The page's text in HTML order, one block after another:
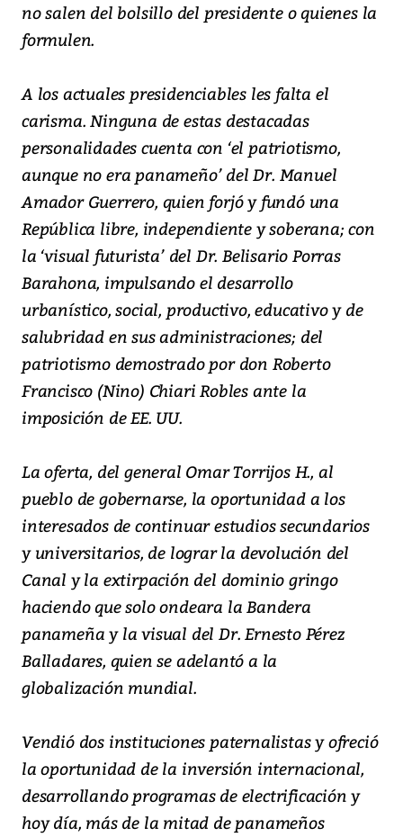
no salen del bolsillo del presidente o quienes la
formulen.
A los actuales presidenciables les falta el
carisma. Ninguna de estas destacadas
personalidades cuenta con ‘el patriotismo,
aunque no era panameño’ del Dr. Manuel
Amador Guerrero, quien forjó y fundó una
República libre, independiente y soberana; con
la ‘visual futurista’ del Dr. Belisario Porras
Barahona, impulsando el desarrollo
urbanístico, social, productivo, educativo y de
salubridad en sus administraciones; del
patriotismo demostrado por don Roberto
Francisco (Nino) Chiari Robles ante la
imposición de EE. UU.
La oferta, del general Omar Torrijos H., al
pueblo de gobernarse, la oportunidad a los
interesados de continuar estudios secundarios
y universitarios, de lograr la devolución del
Canal y la extirpación del dominio gringo
haciendo que solo ondeara la Bandera
panameña y la visual del Dr. Ernesto Pérez
Balladares, quien se adelantó a la
globalización mundial.
Vendió dos instituciones paternalistas y ofreció
la oportunidad de la inversión internacional,
desarrollando programas de electrificación y
hoy día, más de la mitad de panameños